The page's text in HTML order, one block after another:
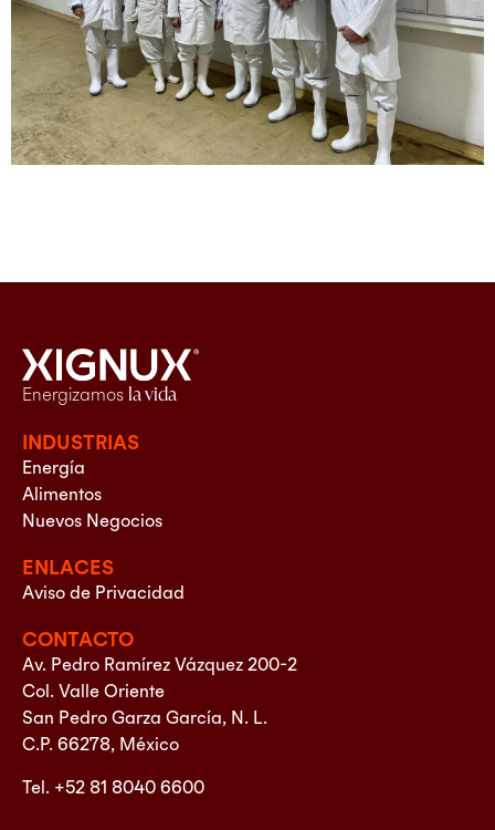
Energizamos la vida
INDUSTRIAS
Energía
Alimentos
Nuevos Negocios
ENLACES
Aviso de Privacidad
CONTACTO
Av. Pedro Ramírez Vázquez 200-2
Col. Valle Oriente
San Pedro Garza García, N. L.
C.P. 66278, México
Tel. +52 81 8040 6600